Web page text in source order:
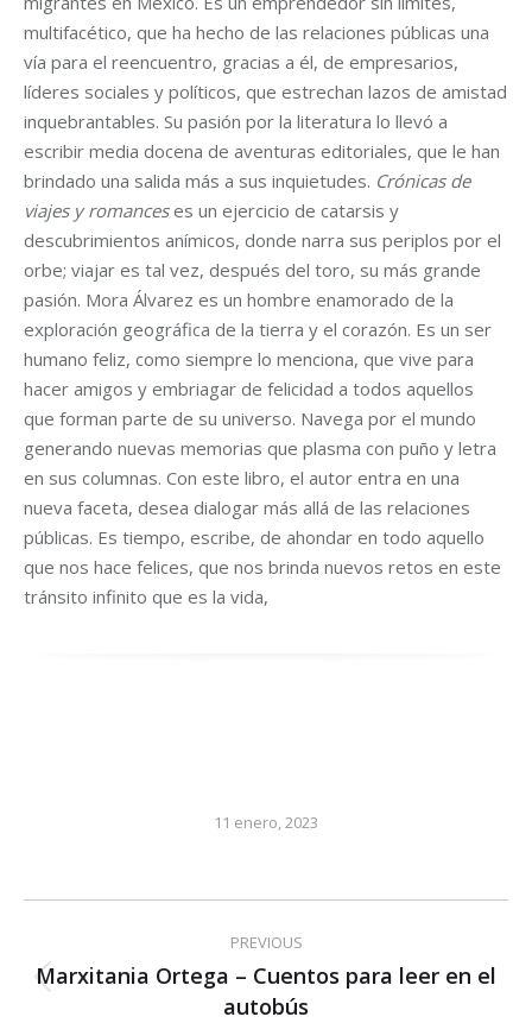
multifacético, que ha hecho de las relaciones públicas una
vía para el reencuentro, gracias a él, de empresarios,
líderes sociales y políticos, que estrechan lazos de amistad
inquebrantables. Su pasión por la literatura lo llevó a
escribir media docena de aventuras editoriales, que le han
brindado una salida más a sus inquietudes. Crónicas de
viajes y romanceses un ejercicio de catarsis y
descubrimientos anímicos, donde narra sus periplos por el
orbe; viajar es tal vez, después del toro, su más grande
pasión. Mora Álvarez es un hombre enamorado de la
exploración geográfica de la tierra y el corazón. Es un ser
humano feliz, como siempre lo menciona, que vive para
hacer amigos y embriagar de felicidad a todos aquellos
que forman parte de su universo. Navega por el mundo
generando nuevas memorias que plasma con puño y letra
en sus columnas. Con este libro, el autor entra en una
nueva faceta, desea dialogar más allá de las relaciones
públicas. Es tiempo, escribe, de ahondar en todo aquello
que nos hace felices, que nos brinda nuevos retos en este
tránsito infinito que es la vida,
11 enero, 2023
navigation
PREVIOUS
Previous
Marxitania Ortega – Cuentos para leer en el
autobús